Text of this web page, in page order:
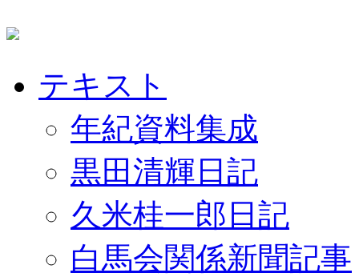
テキスト
年紀資料集成
黒田清輝日記
久米桂一郎日記
白馬会関係新聞記事